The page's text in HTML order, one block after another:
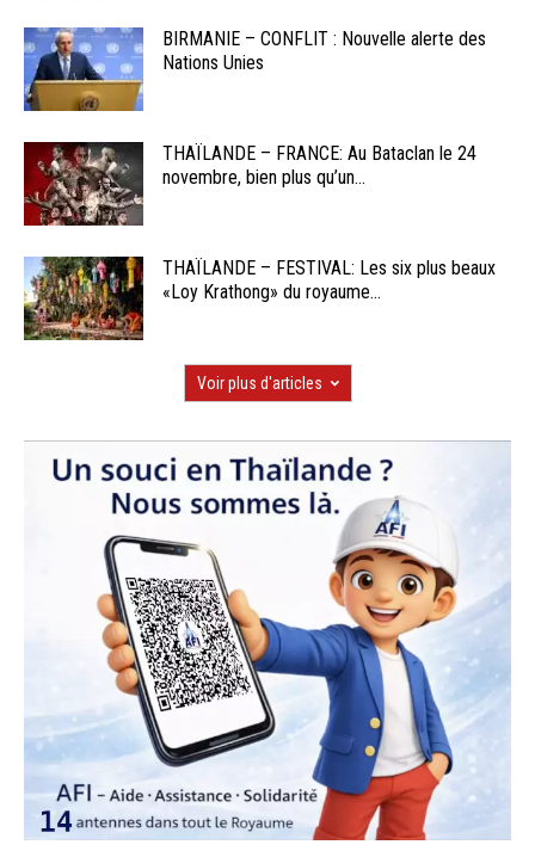
BIRMANIE – CONFLIT : Nouvelle alerte des
Nations Unies
THAÏLANDE – FRANCE: Au Bataclan le 24
novembre, bien plus qu’un...
THAÏLANDE – FESTIVAL: Les six plus beaux
«Loy Krathong» du royaume...
Voir plus d'articles